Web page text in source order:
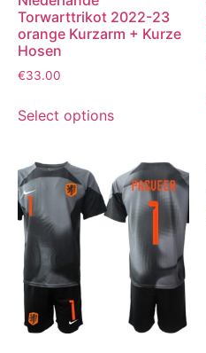
Torwarttrikot 2022-23
orange Kurzarm + Kurze
Hosen
€33.00
Select options